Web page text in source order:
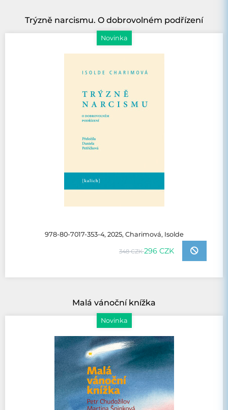
Novinka
Trýzně narcismu. O dobrovolném podřízení
978-80-7017-353-4, 2025, Charimová, Isolde
348 CZK296 CZK
Novinka
Malá vánoční knížka